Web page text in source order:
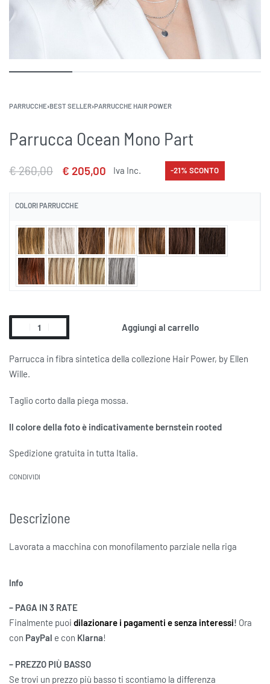
PARRUCCHE›BEST SELLER›PARRUCCHE HAIR POWER
Parrucca Ocean Mono Part
€260,00 € 205,00 Iva Inc. -21% SCONTO
COLORI PARRUCCHE
Aggiungi al carrello
Alternative:
Parrucca in fibra sintetica della collezione Hair Power, by Ellen
Wille.
Taglio corto dalla piega mossa.
Il colore della foto è indicativamente bernstein rooted
Spedizione gratuita in tutta Italia.
CONDIVIDI
Descrizione
Lavorata a macchina con monofilamento parziale nella riga
Info
– PAGA IN 3 RATE
Finalmente puoi dilazionare i pagamenti e senza interessi! Ora
con PayPal e con Klarna!
– PREZZO PIÙ BASSO
Se trovi un prezzo più basso ti scontiamo la differenza